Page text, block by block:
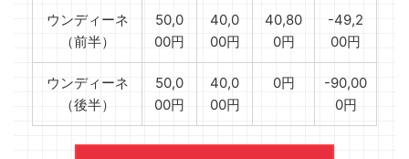
ウンディーネ
（前半）
50,0
00円
40,0
00円
40,80
0円
-49,2
00円
ウンディーネ
（後半）
50,0
00円
40,0
00円
0円
-90,00
0円